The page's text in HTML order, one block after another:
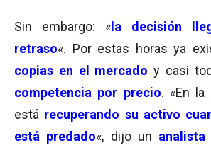
Sin embargo: « la decisión
retraso«. Por estas horas ya
copias en el mercado y casi
competencia por precio. «En la
está recuperando su activo
está predado«, dijo un analista